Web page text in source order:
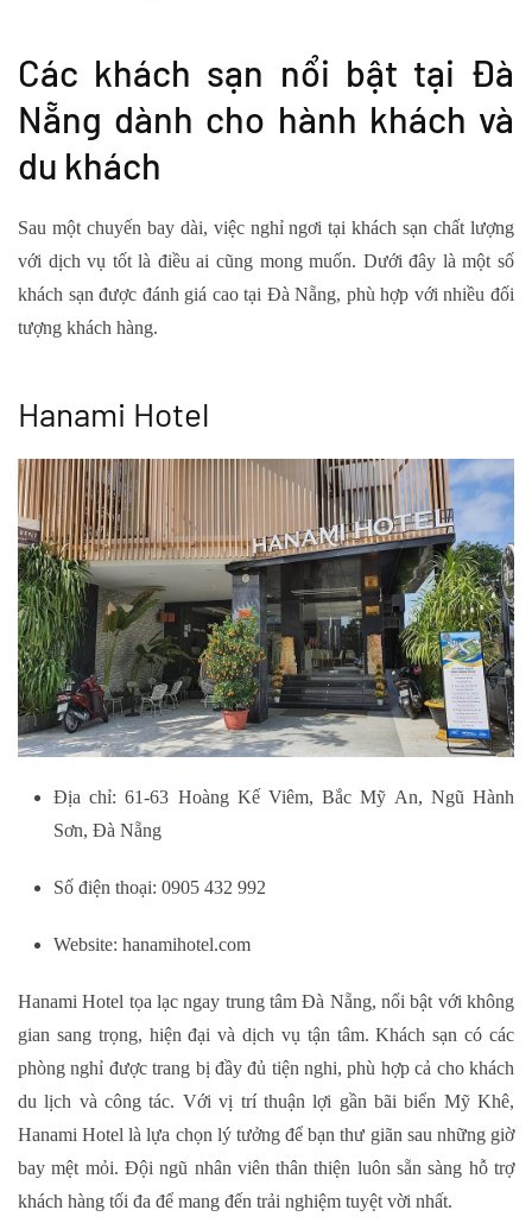
Các khách sạn nổi bật tại Đà
Nẵng dành cho hành khách và
du khách
Sau một chuyến bay dài, việc nghỉ ngơi tại khách sạn chất lượng
với dịch vụ tốt là điều ai cũng mong muốn. Dưới đây là một số
khách sạn được đánh giá cao tại Đà Nẵng, phù hợp với nhiều đối
tượng khách hàng.
Hanami Hotel
Địa chỉ: 61-63 Hoàng Kế Viêm, Bắc Mỹ An, Ngũ Hành
Sơn, Đà Nẵng
Số điện thoại: 0905 432 992
Website: hanamihotel.com
Hanami Hotel tọa lạc ngay trung tâm Đà Nẵng, nổi bật với không
gian sang trọng, hiện đại và dịch vụ tận tâm. Khách sạn có các
phòng nghỉ được trang bị đầy đủ tiện nghi, phù hợp cả cho khách
du lịch và công tác. Với vị trí thuận lợi gần bãi biển Mỹ Khê,
Hanami Hotel là lựa chọn lý tưởng để bạn thư giãn sau những giờ
bay mệt mỏi. Đội ngũ nhân viên thân thiện luôn sẵn sàng hỗ trợ
khách hàng tối đa để mang đến trải nghiệm tuyệt vời nhất.